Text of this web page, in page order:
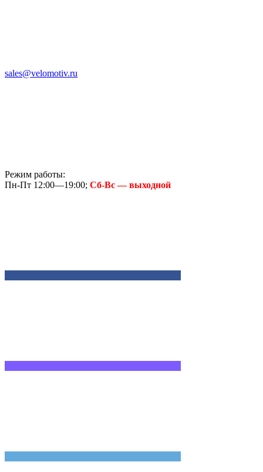
sales@velomotiv.ru
Режим работы:
Пн-Пт 12:00—19:00; Сб-Вс — выходной